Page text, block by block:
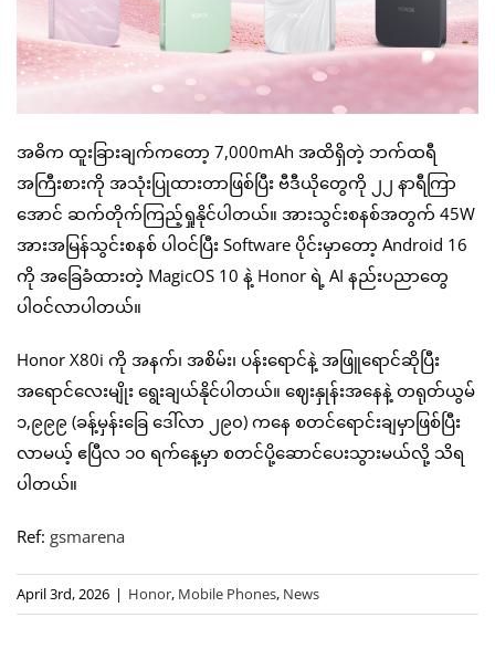
အဓိက ထူးခြားချက်ကတော့ 7,000mAh အထိရှိတဲ့ ဘက်ထရီ
အကြီးစားကို အသုံးပြုထားတာဖြစ်ပြီး ဗီဒီယိုတွေကို ၂၂ နာရီကြာ
အောင် ဆက်တိုက်ကြည့်ရှုနိုင်ပါတယ်။ အားသွင်းစနစ်အတွက် 45W
အားအမြန်သွင်းစနစ် ပါဝင်ပြီး Software ပိုင်းမှာတော့ Android 16
ကို အခြေခံထားတဲ့ MagicOS 10 နဲ့ Honor ရဲ့ AI နည်းပညာတွေ
ပါဝင်လာပါတယ်။
Honor X80i ကို အနက်၊ အစိမ်း၊ ပန်းရောင်နဲ့ အဖြူရောင်ဆိုပြီး
အရောင်လေးမျိုး ရွေးချယ်နိုင်ပါတယ်။ ဈေးနှုန်းအနေနဲ့ တရုတ်ယွမ်
၁,၉၉၉ (ခန့်မှန်းခြေ ဒေါ်လာ ၂၉၀) ကနေ စတင်ရောင်းချမှာဖြစ်ပြီး
လာမယ့် ဧပြီလ ၁၀ ရက်နေ့မှာ စတင်ပို့ဆောင်ပေးသွားမယ်လို့ သိရ
ပါတယ်။
Ref: gsmarena
April 3rd, 2026 | Honor, Mobile Phones, News